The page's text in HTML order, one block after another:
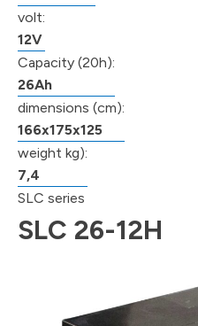
volt:
12V
Capacity (20h):
26Ah
dimensions (cm):
166x175x125
weight kg):
7,4
SLC series
SLC 26-12H